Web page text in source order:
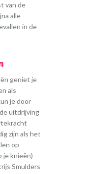
van de
alle
in de
geniet je
als
je door
uitdrijving
zijn als het
op
je knieën)
Smulders